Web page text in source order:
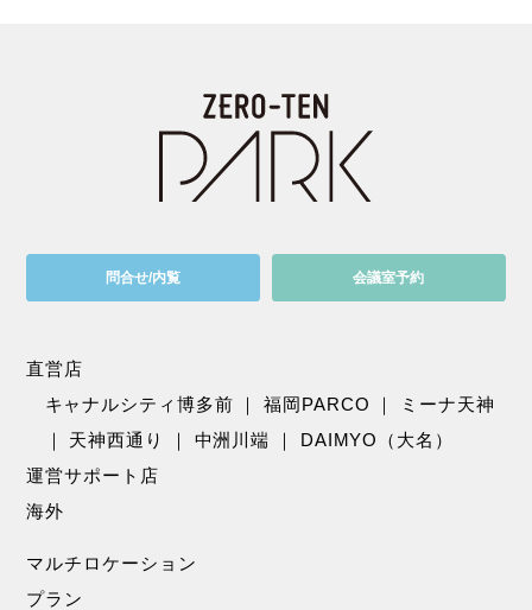
問合せ/内覧 会議室予約
直営店
キャナルシティ博多前 ｜福岡PARCO ｜
ミーナ天神
｜ 天神西通り ｜ 中洲川端 ｜ DAIMYO（大名）
運営サポート店
海外
マルチロケーション
プラン